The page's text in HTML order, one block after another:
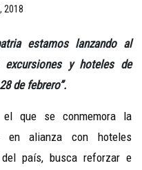
2018
estamos lanzando al
y hoteles de
de febrero”.
el que se conmemora la
en alianza con hoteles
país, busca reforzar e